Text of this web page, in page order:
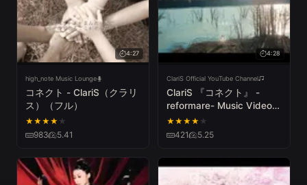
4:27
high_note Music Lounge
コネクト - ClariS（クラリ
ス）（フル）
★★★★ ★
983 5.41
4:28
ClariS Official YouTube Channel
ClariS 『コネクト』 -
reformare- Music Video
【TVアニメ「魔法少女ま
どか☆マギカ」オープニン
★★★★ ★
421 5.25